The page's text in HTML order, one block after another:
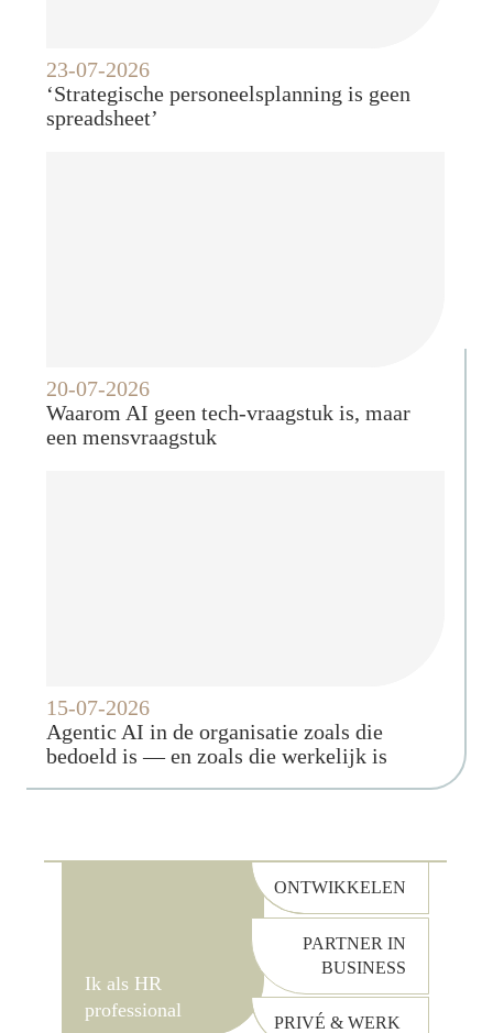
23-07-2026
‘Strategische personeelsplanning is geen
spreadsheet’
20-07-2026
Waarom AI geen tech-vraagstuk is, maar
een mensvraagstuk
15-07-2026
Agentic AI in de organisatie zoals die
bedoeld is — en zoals die werkelijk is
Ik als HR
professional
ONTWIKKELEN
PARTNER IN
BUSINESS
PRIVÉ & WERK